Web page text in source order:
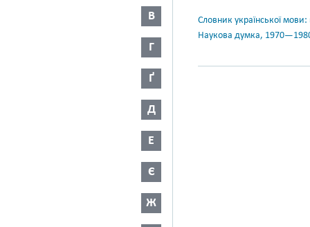
В
Г
Ґ
Д
Е
Є
Ж
Словник української
Наукова думка,